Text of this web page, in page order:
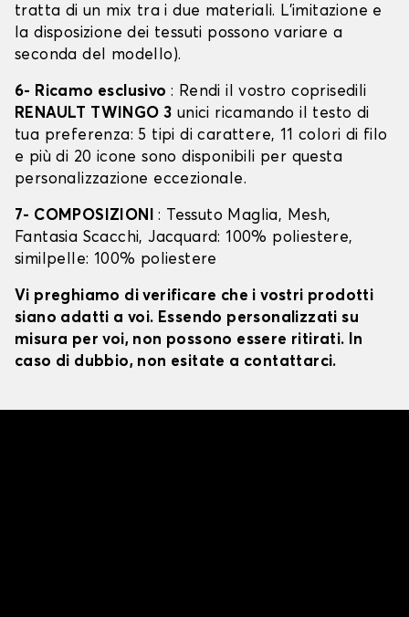
tratta di un mix tra i due materiali. L'imitazione e
la disposizione dei tessuti possono variare a
seconda del modello).
6- Ricamo esclusivo : Rendi il vostro coprisedili
RENAULT TWINGO 3 unici ricamando il testo di
tua preferenza: 5 tipi di carattere, 11 colori di filo
e più di 20 icone sono disponibili per questa
personalizzazione eccezionale.
7- COMPOSIZIONI: Tessuto Maglia, Mesh,
Fantasia Scacchi, Jacquard: 100% poliestere,
similpelle: 100% poliestere
Vi preghiamo di verificare che i vostri prodotti
siano adatti a voi. Essendo personalizzati su
misura per voi, non possono essere ritirati. In
caso di dubbio, non esitate a contattarci.